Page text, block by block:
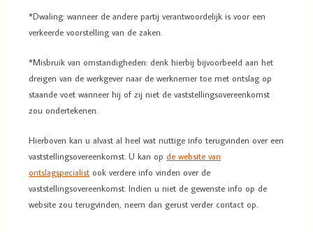
*Dwaling: wanneer de andere partij verantwoordelijk is voor een
verkeerde voorstelling van de zaken.
*Misbruik van omstandigheden: denk hierbij bijvoorbeeld aan het
dreigen van de werkgever naar de werknemer toe met ontslag op
staande voet wanneer hij of zij niet de vaststellingsovereenkomst
zou ondertekenen.
Hierboven kan u alvast al heel wat nuttige info terugvinden over een
vaststellingsovereenkomst. U kan opde website van
ontslagspecialist ook verdere info vinden over de
vaststellingsovereenkomst. Indien u niet de gewenste info op de
website zou terugvinden, neem dan gerust verder contact op.